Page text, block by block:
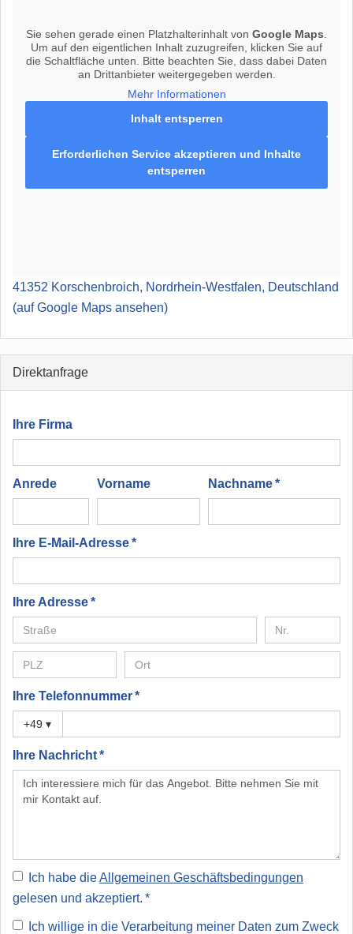
Sie sehen gerade einen Platzhalterinhalt von Google Maps
Um auf den eigentlichen Inhalt zuzugreifen, klicken Sie auf
die Schaltfläche unten. Bitte beachten Sie, dass dabei Daten
an Drittanbieter weitergegeben werden.
Mehr Informationen
Inhalt entsperren
Erforderlichen Service akzeptieren und Inhalte
entsperren
41352 Korschenbroich, Nordrhein-Westfalen, Deutschland
(auf Google Maps ansehen)
Direktanfrage
Ihre Firma
Anrede Vorname Nachname *
Ihre E-Mail-Adresse *
Ihre Adresse *
Ihre Telefonnummer *
+49 ▾
Ihre Nachricht *
Ich habe dieAllgemeinen Geschäftsbedingungen
gelesen und akzeptiert. *
Ich willige in die Verarbeitung meiner Daten zum Zweck